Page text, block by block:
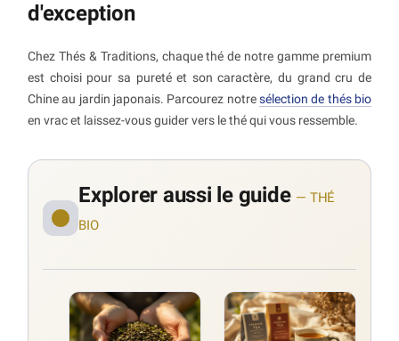
d'exception
Chez Thés & Traditions, chaque thé de notre gamme premium
est choisi pour sa pureté et son caractère, du grand cru de
Chine au jardin japonais. Parcourez notresélection de thés bio
en vrac et laissez-vous guider vers le thé qui vous ressemble.
Explorer aussi le guide — THÉ
BIO